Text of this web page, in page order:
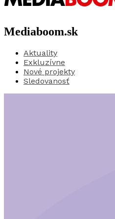
Mediaboom.sk
Aktuality
Exkluzívne
Nové projekty
Sledovanosť